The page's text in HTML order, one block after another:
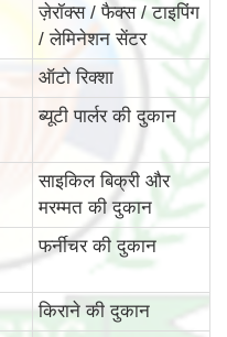
ज़ेरॉक्स / फैक्स / टाइपिंग
/ लेमिनेशन सेंटर
ऑटो रिक्शा
ब्यूटी पार्लर की दुकान
साइकिल बिक्री और
मरम्मत की दुकान
फर्नीचर की दुकान
किराने की दुकान